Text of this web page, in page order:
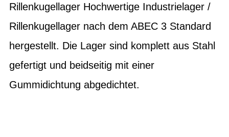
Rillenkugellager Hochwertige Industrielager /
Rillenkugellager nach dem ABEC 3 Standard
hergestellt. Die Lager sind komplett aus Stahl
gefertigt und beidseitig mit einer
Gummidichtung abgedichtet.